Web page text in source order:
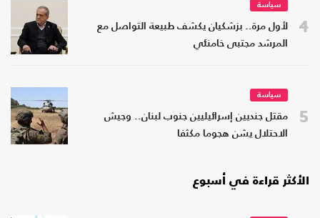
4
سياسة
لأول مرة.. بزشكيان يكشف طبيعة التواصل مع
المرشد مجتبى خامنئي
5
سياسة
مقتل جنديين إسرائيليين جنوب لبنان.. وجيش
الاحتلال يشن هجوما مكثفا
الأكثر قراءة في أسبوع